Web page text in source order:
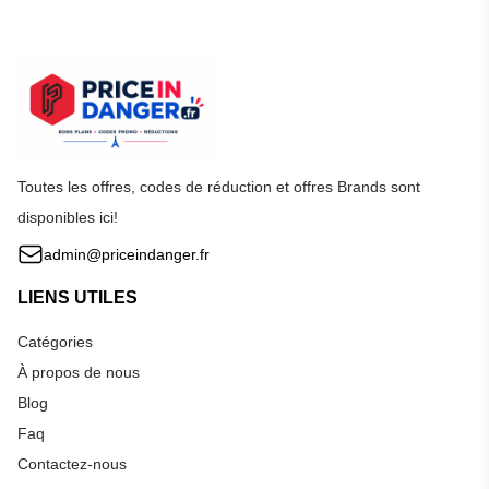
Toutes les offres, codes de réduction et offres Brands sont
disponibles ici!
admin@priceindanger.fr
LIENS UTILES
Catégories
À propos de nous
Blog
Faq
Contactez-nous